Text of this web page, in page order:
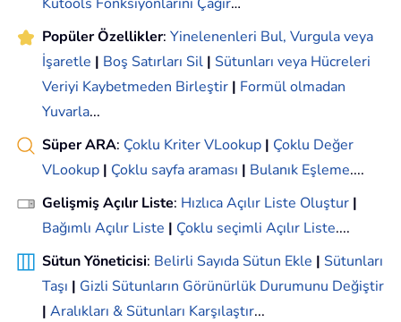
Popüler Özellikler: Yinelenenleri Bul, Vurgula veya
İşaretle | Boş Satırları Sil | Sütunları veya Hücreleri
Veriyi Kaybetmeden Birleştir | Formül olmadan
Yuvarla...
Süper ARA: Çoklu Kriter VLookup | Çoklu Değer
VLookup | Çoklu sayfa araması | Bulanık Eşleme....
Gelişmiş Açılır Liste: Hızlıca Açılır Liste Oluştur |
Bağımlı Açılır Liste | Çoklu seçimli Açılır Liste....
Sütun Yöneticisi: Belirli Sayıda Sütun Ekle | Sütunları
Taşı | Gizli Sütunların Görünürlük Durumunu Değiştir
| Aralıkları & Sütunları Karşılaştır...